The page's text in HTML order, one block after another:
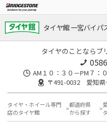
タイヤ館 一宮バイパ
タイヤのことならブ
AM１０：３０－PM７：
〒491-0032 愛知県
タイヤ・ホイール専門
店のタイヤ館
都道府県
から探す